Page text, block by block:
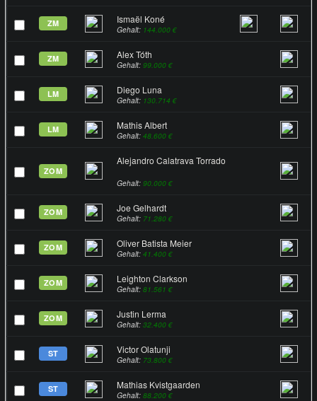
ZM Ismaël Koné
Gehalt: 144.000 €
ZM Alex Tóth
Gehalt: 99.000 €
LM Diego Luna
Gehalt: 130.714 €
LM Mathis Albert
Gehalt: 48.600 €
ZOM
Alejandro Calatrava Torrado
Gehalt: 90.000 €
ZOM Joe Gelhardt
Gehalt: 71.280 €
ZOM Oliver Batista Meier
Gehalt: 41.400 €
ZOM Leighton Clarkson
Gehalt: 81.561 €
ZOM Justin Lerma
Gehalt: 32.400 €
ST Victor Olatunji
Gehalt: 73.800 €
ST Mathias Kvistgaarden
Gehalt: 88.200 €